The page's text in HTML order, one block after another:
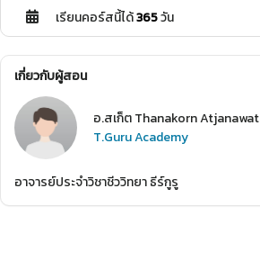
เรียนคอร์สนี้ได้365วัน
เกี่ยวกับผู้สอน
อ.สเก็ต Thanakorn Atjanawat
T.Guru Academy
อาจารย์ประจำวิชาชีววิทยา ธีร์กูรู